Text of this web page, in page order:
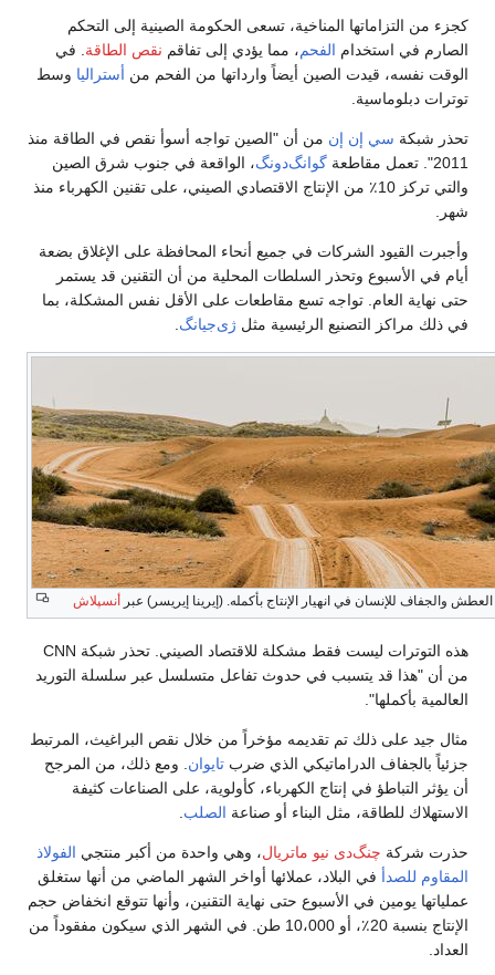
كجزء من التزاماتها المناخية، تسعى الحكومة الصينية إلى التحكم
الصارم في استخدام الفحم، مما يؤدي إلى تفاقم نقص الطاقة . في
الوقت نفسه، قيدت الصين أيضاً وارداتها من الفحم من أستراليا وسط
توترات دبلوماسية.
تحذر شبكة سي إن إن من أن "الصين تواجه أسوأ نقص في الطاقة منذ
2011". تعمل مقاطعة
گوانگ‌دونگ، الواقعة في جنوب شرق الصين
والتي تركز 10٪ من الإنتاج الاقتصادي الصيني، على تقنين الكهرباء منذ
شهر.
وأجبرت القيود الشركات في جميع أنحاء المحافظة على الإغلاق بضعة
أيام في الأسبوع وتحذر السلطات المحلية من أن التقنين قد يستمر
حتى نهاية العام. تواجه تسع مقاطعات على الأقل نفس المشكلة، بما
في ذلك مراكز التصنيع الرئيسية مثل ژى‌جيانگ
والجفاف للإنسان في انهيار الإنتاج بأكمله. (إيرينا إيريسر) عبر أنسپلاش
هذه التوترات ليست فقط مشكلة للاقتصاد الصيني. تحذر شبكة CNN
من أن "هذا قد يتسبب في حدوث تفاعل متسلسل عبر سلسلة التوريد
العالمية بأكملها".
مثال جيد على ذلك تم تقديمه مؤخراً من خلال نقص البراغيث، المرتبط
جزئياً بالجفاف الدراماتيكي الذي ضرب تايوان . ومع ذلك، من المرجح
أن يؤثر التباطؤ في إنتاج الكهرباء، كأولوية، على الصناعات كثيفة
الاستهلاك للطاقة، مثل البناء أو صناعة الصلب
حذرت شركة چنگ‌دى نيو ماتريال، وهي واحدة من أكبر منتجي الفولاذ
المقاوم للصدأ في البلاد، عملائها أواخر الشهر الماضي من أنها ستغلق
عملياتها يومين في الأسبوع حتى نهاية التقنين، وأنها تتوقع انخفاض حجم
الإنتاج بنسبة 20٪، أو 10،000 طن. في الشهر الذي سيكون مفقوداً من
العداد.